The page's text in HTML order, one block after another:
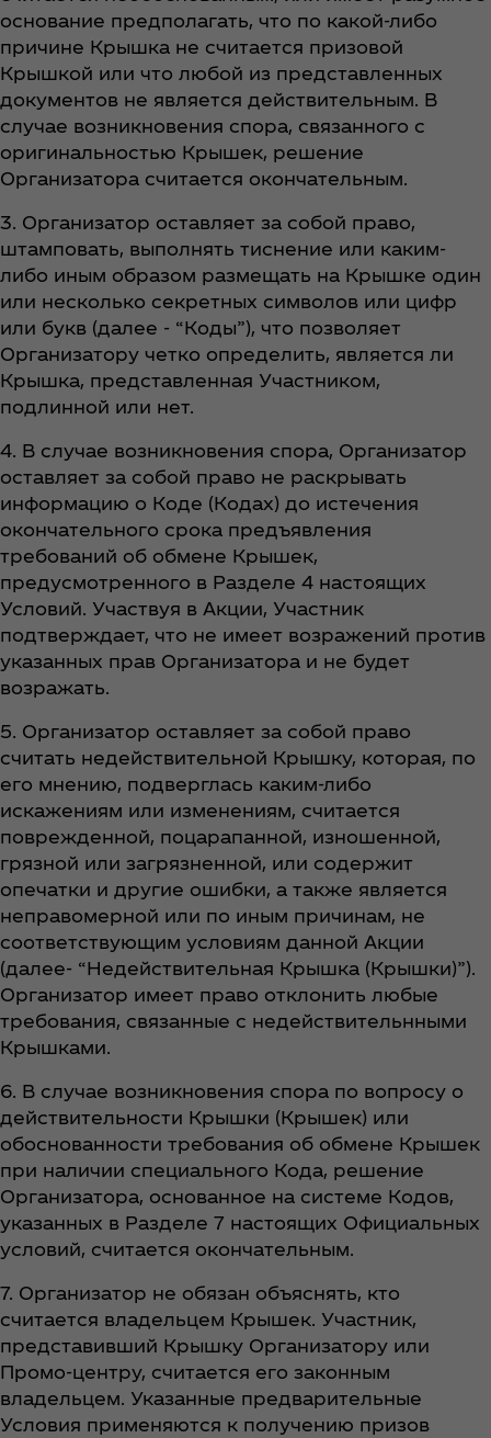
основание предполагать, что по какой-либо
причине Крышка не считается призовой
Крышкой или что любой из представленных
документов не является действительным. В
случае возникновения спора, связанного с
оригинальностью Крышек, решение
Организатора считается окончательным.
3. Организатор оставляет за собой право,
штамповать, выполнять тиснение или каким-
либо иным образом размещать на Крышке один
или несколько секретных символов или цифр
или букв (далее - “Коды”), что позволяет
Организатору четко определить, является ли
Крышка, представленная Участником,
подлинной или нет.
4. В случае возникновения спора, Организатор
оставляет за собой право не раскрывать
информацию о Коде (Кодах) до истечения
окончательного срока предъявления
требований об обмене Крышек,
предусмотренного в Разделе 4 настоящих
Условий. Участвуя в Акции, Участник
подтверждает, что не имеет возражений против
указанных прав Организатора и не будет
возражать.
5. Организатор оставляет за собой право
считать недействительной Крышку, которая, по
его мнению, подверглась каким-либо
искажениям или изменениям, считается
поврежденной, поцарапанной, изношенной,
грязной или загрязненной, или содержит
опечатки и другие ошибки, а также является
неправомерной или по иным причинам, не
соответствующим условиям данной Акции
(далее- “Недействительная Крышка (Крышки)”).
Организатор имеет право отклонить любые
требования, связанные с недействительнными
Крышками.
6. В случае возникновения спора по вопросу о
действительности Крышки (Крышек) или
обоснованности требования об обмене Крышек
при наличии специального Кода, решение
Организатора, основанное на системе Кодов,
указанных в Разделе 7 настоящих Официальных
условий, считается окончательным.
7. Организатор не обязан объяснять, кто
считается владельцем Крышек. Участник,
представивший Крышку Организатору или
Промо-центру, считается его законным
владельцем. Указанные предварительные
Условия применяются к получению призов